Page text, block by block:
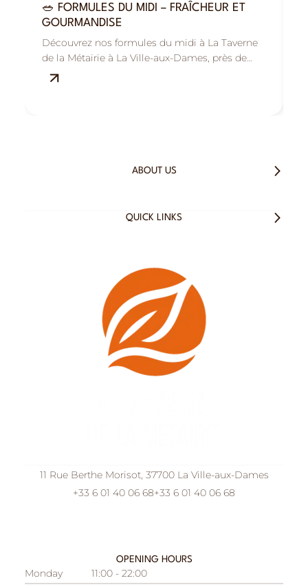
🥗 FORMULES DU MIDI – FRAÎCHEUR ET
GOURMANDISE
Découvrez nos formules du midi à La Taverne
de la Métairie à La Ville-aux-Dames, près de
Tours : savoureuses, fraîches et équilibrées.
ABOUT US
QUICK LINKS
11 Rue Berthe Morisot, 37700 La Ville-aux-Dames
+33 6 01 40 06 68+33 6 01 40 06 68
OPENING HOURS
Monday
11:00 - 22:00